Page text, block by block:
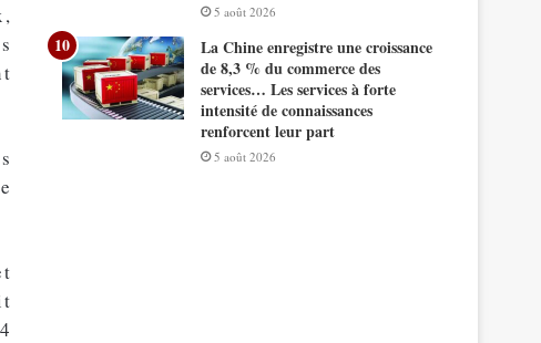
5 août 2026
La Chine enregistre une croissance
de 8,3 % du commerce des
services… Les services à forte
intensité de connaissances
renforcent leur part
5 août 2026